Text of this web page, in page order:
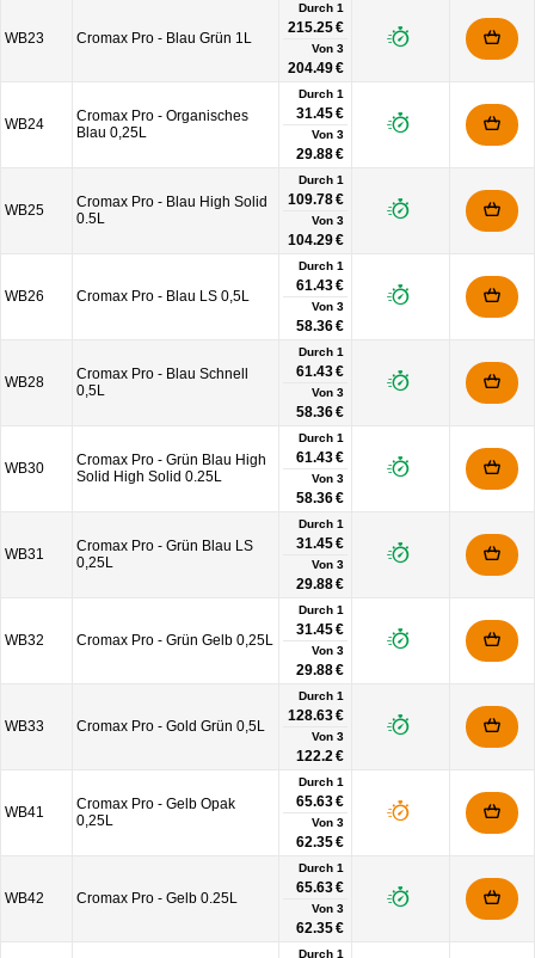
WB23 Cromax Pro - Blau Grün 1L
Durch 1
215.25 €
Von 3
204.49 €
WB24
Cromax Pro - Organisches
Blau 0,25L
Durch 1
31.45 €
Von 3
29.88 €
WB25
Cromax Pro - Blau High Solid
0.5L
Durch 1
109.78 €
Von 3
104.29 €
WB26 Cromax Pro - Blau LS 0,5L
Durch 1
61.43 €
Von 3
58.36 €
WB28
Cromax Pro - Blau Schnell
0,5L
Durch 1
61.43 €
Von 3
58.36 €
WB30
Cromax Pro - Grün Blau High
Solid High Solid 0.25L
Durch 1
61.43 €
Von 3
58.36 €
WB31
Cromax Pro - Grün Blau LS
0,25L
Durch 1
31.45 €
Von 3
29.88 €
WB32 Cromax Pro - Grün Gelb 0,25L
Durch 1
31.45 €
Von 3
29.88 €
WB33 Cromax Pro - Gold Grün 0,5L
Durch 1
128.63 €
Von 3
122.2 €
WB41
Cromax Pro - Gelb Opak
0,25L
Durch 1
65.63 €
Von 3
62.35 €
WB42 Cromax Pro - Gelb 0.25L
Durch 1
65.63 €
Von 3
62.35 €
Durch 1